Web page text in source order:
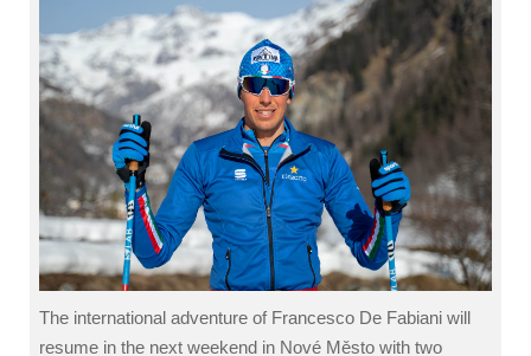
The international adventure of Francesco De Fabiani will
resume in the next weekend in Nové Město with two